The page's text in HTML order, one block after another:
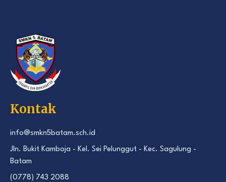
Kontak
info@smkn5batam.sch.id
Jln. Bukit Kamboja - Kel. Sei Pelunggut - Kec. Sagulung -
Batam
(0778) 743 2088